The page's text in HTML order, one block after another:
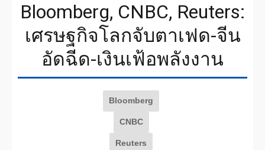
Bloomberg, CNBC, Reuters:
เศรษฐกิจโลกจับตาเฟด-จีน
อัดฉีด-เงินเฟ้อพลังงาน
Bloomberg
CNBC
Reuters